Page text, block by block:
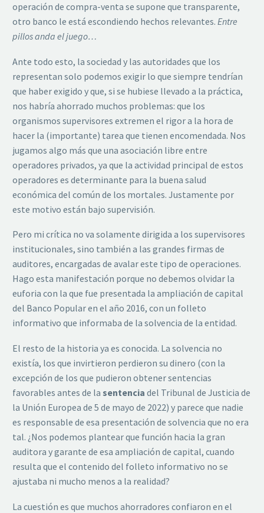
operación de compra-venta se supone que transparente,
otro banco le está escondiendo hechos relevantes. Entre
pillos anda el juego…
Ante todo esto, la sociedad y las autoridades que los
representan solo podemos exigir lo que siempre tendrían
que haber exigido y que, si se hubiese llevado a la práctica,
nos habría ahorrado muchos problemas: que los
organismos supervisores extremen el rigor a la hora de
hacer la (importante) tarea que tienen encomendada. Nos
jugamos algo más que una asociación libre entre
operadores privados, ya que la actividad principal de estos
operadores es determinante para la buena salud
económica del común de los mortales. Justamente por
este motivo están bajo supervisión.
Pero mi crítica no va solamente dirigida a los supervisores
institucionales, sino también a las grandes firmas de
auditores, encargadas de avalar este tipo de operaciones.
Hago esta manifestación porque no debemos olvidar la
euforia con la que fue presentada la ampliación de capital
del Banco Popular en el año 2016, con un folleto
informativo que informaba de la solvencia de la entidad.
El resto de la historia ya es conocida. La solvencia no
existía, los que invirtieron perdieron su dinero (con la
excepción de los que pudieron obtener sentencias
favorables antes de la sentencia del Tribunal de Justicia de
la Unión Europea de 5 de mayo de 2022) y parece que nadie
es responsable de esa presentación de solvencia que no era
tal. ¿Nos podemos plantear que función hacia la gran
auditora y garante de esa ampliación de capital, cuando
resulta que el contenido del folleto informativo no se
ajustaba ni mucho menos a la realidad?
La cuestión es que muchos ahorradores confiaron en el